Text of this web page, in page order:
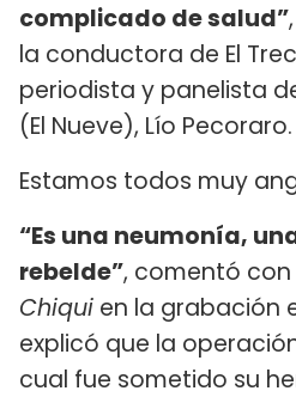
complicado de salud”
la conductora de El
periodista y panelista
(El Nueve), Lío Pecoraro.
Estamos todos muy
“Es una neumonía,
rebelde”, comentó
Chiqui en la grabación
explicó que la
cual fue sometido su